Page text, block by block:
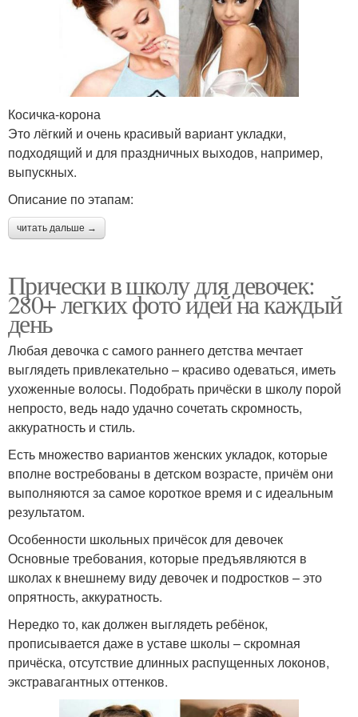
Косичка-корона
Это лёгкий и очень красивый вариант укладки,
подходящий и для праздничных выходов, например,
выпускных.
Описание по этапам:
читать дальше →
Прически в школу для девочек:
280+ легких фото идей на каждый
день
Любая девочка с самого раннего детства мечтает
выглядеть привлекательно – красиво одеваться, иметь
ухоженные волосы. Подобрать причёски в школу порой
непросто, ведь надо удачно сочетать скромность,
аккуратность и стиль.
Есть множество вариантов женских укладок, которые
вполне востребованы в детском возрасте, причём они
выполняются за самое короткое время и с идеальным
результатом.
Особенности школьных причёсок для девочек
Основные требования, которые предъявляются в
школах к внешнему виду девочек и подростков – это
опрятность, аккуратность.
Нередко то, как должен выглядеть ребёнок,
прописывается даже в уставе школы – скромная
причёска, отсутствие длинных распущенных локонов,
экстравагантных оттенков.